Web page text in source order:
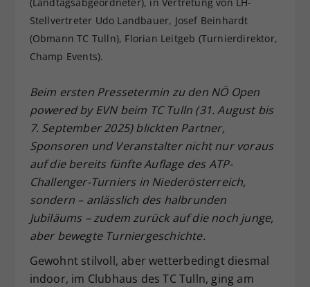
Stellvertreter Udo Landbauer, Josef Beinhardt
(Obmann TC Tulln), Florian Leitgeb (Turnierdirektor,
Champ Events).
Beim ersten Pressetermin zu den NÖ Open
powered by EVN beim TC Tulln (31. August bis
7. September 2025) blickten Partner,
Sponsoren und Veranstalter nicht nur voraus
auf die bereits fünfte Auflage des ATP-
Challenger-Turniers in Niederösterreich,
sondern – anlässlich des halbrunden
Jubiläums – zudem zurück auf die noch junge,
aber bewegte Turniergeschichte.
Gewohnt stilvoll, aber wetterbedingt diesmal
indoor, im Clubhaus des TC Tulln, ging am
Zweck
Dieser Wert speichert Ihre Consent-
Einstellungen. Unter anderem eine
zufällig generierte ID, für die
historische Speicherung Ihrer
Webseiten-Betreiber dies eingestellt
hat.